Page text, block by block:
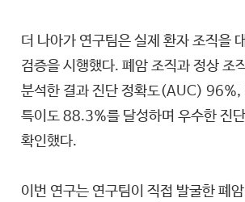
더 나아가 연구팀은 실제 환자 조직을
검증을 시행했다. 폐암 조직과 정상 조
분석한 결과 진단 정확도(AUC)
특이도 88.3%를 달성하며 우수한 진
확인했다.
이번 연구는 연구팀이 직접 발굴한 폐